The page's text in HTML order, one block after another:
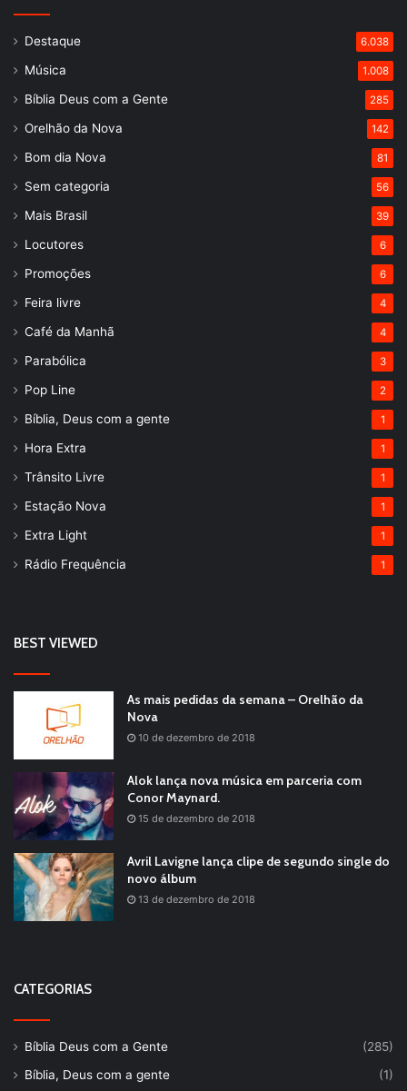
Destaque 6.038
Música 1.008
Bíblia Deus com a Gente 285
Orelhão da Nova 142
Bom dia Nova 81
Sem categoria 56
Mais Brasil 39
Locutores 6
Promoções 6
Feira livre 4
Café da Manhã 4
Parabólica 3
Pop Line 2
Bíblia, Deus com a gente 1
Hora Extra 1
Trânsito Livre 1
Estação Nova 1
Extra Light 1
Rádio Frequência 1
BEST VIEWED
As mais pedidas da semana – Orelhão da
Nova
10 de dezembro de 2018
Alok lança nova música em parceria com
Conor Maynard.
15 de dezembro de 2018
Avril Lavigne lança clipe de segundo single do
novo álbum
13 de dezembro de 2018
CATEGORIAS
Bíblia Deus com a Gente
(285)
Bíblia, Deus com a gente
(1)